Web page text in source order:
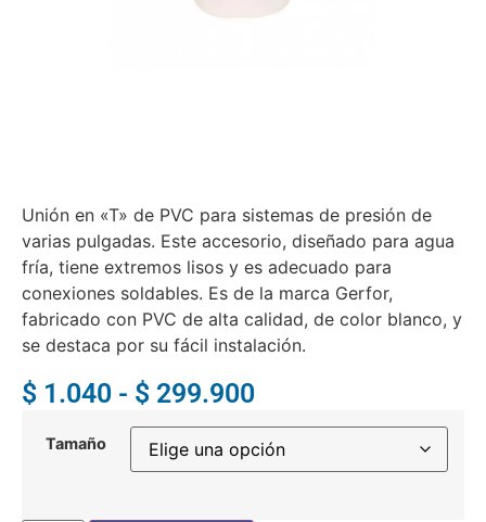
Unión en «T» de PVC para sistemas de presión de
varias pulgadas. Este accesorio, diseñado para agua
fría, tiene extremos lisos y es adecuado para
conexiones soldables. Es de la marca Gerfor,
fabricado con PVC de alta calidad, de color blanco, y
se destaca por su fácil instalación.
$ 1.040 - $ 299.900
Tamaño